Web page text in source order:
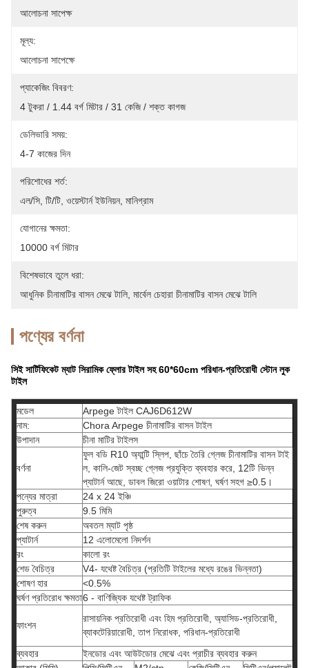
আলোচনা সাপেক্ষ
মূল্য:
আলোচনা সাপেক্ষে
প্যাকেজিং বিবরণ:
4 টুকরা / 1.44 বর্গ মিটার / 31 কেজি / শক্ত কাগজ
ডেলিভারি সময়:
4-7 কাজের দিন
পরিশোধের শর্ত:
এল/সি, টি/টি, ওয়েস্টার্ন ইউনিয়ন, মানিগ্রাম
যোগানের ক্ষমতা:
10000 বর্গ মিটার
বিশেষভাবে তুলে ধরা:
আধুনিক চীনামাটির বাসন মেঝে টালি মার্বেল চেহারা চীনামাটির বাসন মেঝে টালি
পণ্যের বর্ণনা
সিই সার্টিফিকেট ম্যাট সিরামিক ফ্লোর টাইল সহ 60*60cm পরিধান-প্রতিরোধী স্টোন লুক
টাইল
মডেল
Arpege টাইল CAJ6D612W
নাম:
Chora Arpege চীনামাটির বাসন টাইল
উপাদান
চীনা মাটির টাইলস
বর্ণনা
ফুল বডি R10 অ্যান্টি স্লিপ, ছাঁচে তৈরি গ্লেজ চীনামাটির বাসন টাই
ল, কালি-জেট স্বচ্ছ গ্লেজ প্রযুক্তি ব্যবহার করে, 12টি ভিন্ন
প্যাটার্ন আছে, ডাবল জিরো ওয়াটার শোষণ, ঘর্ষণ সহগ ≥0.5।
পন্যের মাত্রা
24 x 24 ইঞ্চি
পুরুত্ব
9.5 মিমি
শেষ করুন
অবতল ম্যাট পৃষ্ঠ
প্যাটার্ন
12 এলোমেলো নিদর্শন
রং
কালো রং
শেড বৈচিত্র
V4- যথেষ্ট বৈচিত্র (প্রতিটি টাইলের মধ্যে রঙের ভিন্নতা)
শোষণ হার
<0.5%
ঘর্ষণ প্রতিরোধ ক্ষমতা6 - বাণিজ্যিক যথেষ্ট ট্রাফিক
ফাংশন
রাসায়নিক প্রতিরোধী এবং হিম প্রতিরোধী, অ্যাসিড-প্রতিরোধী,
ব্যাকটেরিয়ারোধী, তাপ নিরোধক, পরিধান-প্রতিরোধী
ব্যবহার
ইনডোর এবং আউটডোর মেঝে এবং প্রাচীর ব্যবহার করুন